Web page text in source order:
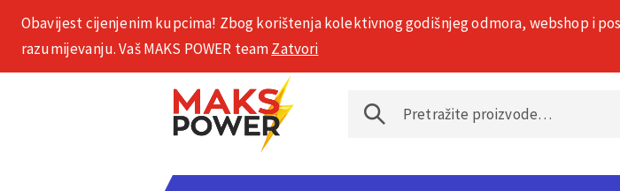
+385 1 2002 575
Obavijest cijenjenim kupcima! Zbog korištenja kolektivnog godišnjeg odmora, webshop i
razumijevanju. Vaš MAKS POWER teamZatvori